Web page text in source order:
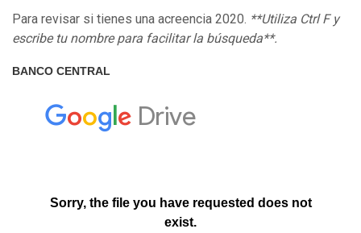
Para revisar si tienes una acreencia 2020. **Utiliza Ctrl F y
escribe tu nombre para facilitar la búsqueda**.
BANCO CENTRAL